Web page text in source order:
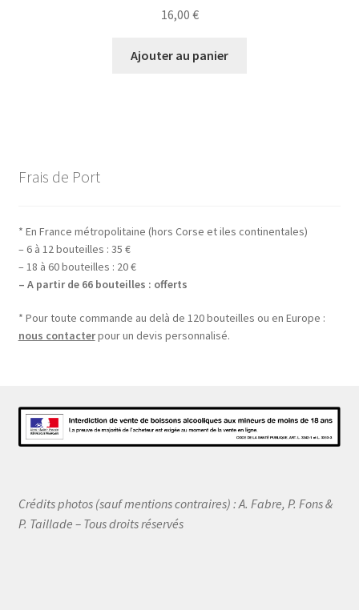
16,00 €
Ajouter au panier
Frais de Port
* En France métropolitaine (hors Corse et iles continentales)
– 6 à 12 bouteilles : 35 €
– 18 à 60 bouteilles : 20 €
– A partir de 66 bouteilles : offerts
* Pour toute commande au delà de 120 bouteilles ou en Europe :
nous contacterpour un devis personnalisé.
Crédits photos (sauf mentions contraires) : A. Fabre, P. Fons &
P. Taillade – Tous droits réservés